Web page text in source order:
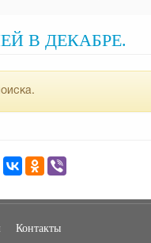
В ДЕКАБРЕ.
Контакты